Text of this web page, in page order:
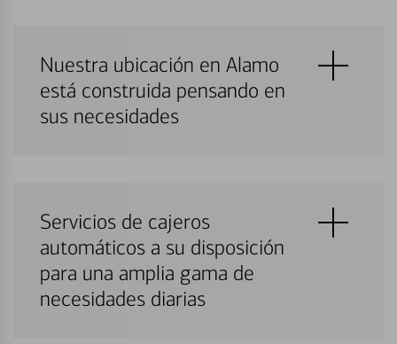
Nuestra ubicación en Alamo
está construida pensando en
sus necesidades
Servicios de cajeros
automáticos a su disposición
para una amplia gama de
necesidades diarias